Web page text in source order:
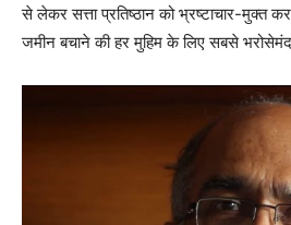
से लेकर सत्ता प्रतिष्ठान को भ्रष्टाचार-
जमीन बचाने की हर मुहिम के लिए सबसे भरोसेमंद